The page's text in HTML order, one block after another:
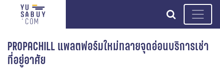
search
PROPACHILL แพลตฟอร์มใหม่ทลายจุดอ่อนบริการเช่า
ที่อยู่อาศัย